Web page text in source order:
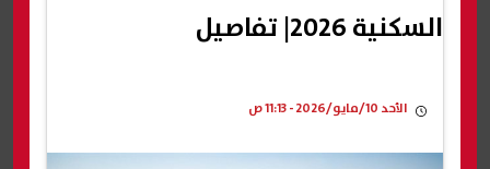
السكنية 2026| تفاصيل
الأحد 10/مايو/2026 - 11:13 ص